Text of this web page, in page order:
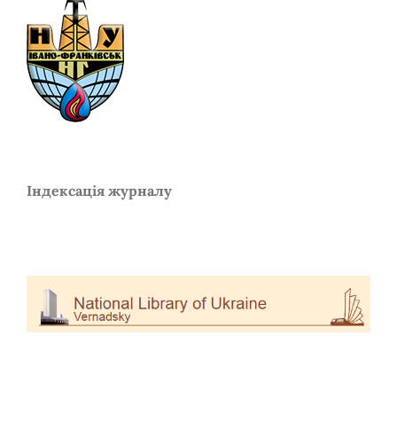
Індексація журналу